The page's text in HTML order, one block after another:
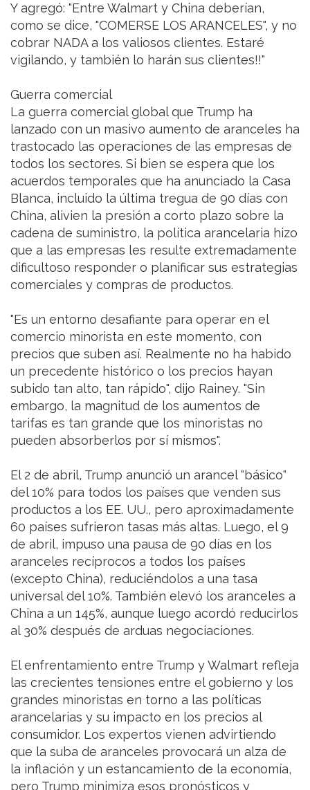
Y agregó: "Entre Walmart y China deberían,
como se dice, "COMERSE LOS ARANCELES", y no
cobrar NADA a los valiosos clientes. Estaré
vigilando, y también lo harán sus clientes!!"
Guerra comercial
La guerra comercial global que Trump ha
lanzado con un masivo aumento de aranceles ha
trastocado las operaciones de las empresas de
todos los sectores. Si bien se espera que los
acuerdos temporales que ha anunciado la Casa
Blanca, incluido la última tregua de 90 días con
China, alivien la presión a corto plazo sobre la
cadena de suministro, la política arancelaria hizo
que a las empresas les resulte extremadamente
dificultoso responder o planificar sus estrategias
comerciales y compras de productos.
"Es un entorno desafiante para operar en el
comercio minorista en este momento, con
precios que suben así. Realmente no ha habido
un precedente histórico o los precios hayan
subido tan alto, tan rápido", dijo Rainey. "Sin
embargo, la magnitud de los aumentos de
tarifas es tan grande que los minoristas no
pueden absorberlos por sí mismos".
El 2 de abril, Trump anunció un arancel "básico"
del 10% para todos los países que venden sus
productos a los EE. UU., pero aproximadamente
60 países sufrieron tasas más altas. Luego, el 9
de abril, impuso una pausa de 90 días en los
aranceles recíprocos a todos los países
(excepto China), reduciéndolos a una tasa
universal del 10%. También elevó los aranceles a
China a un 145%, aunque luego acordó reducirlos
al 30% después de arduas negociaciones.
El enfrentamiento entre Trump y Walmart refleja
las crecientes tensiones entre el gobierno y los
grandes minoristas en torno a las políticas
arancelarias y su impacto en los precios al
consumidor. Los expertos vienen advirtiendo
que la suba de aranceles provocará un alza de
la inflación y un estancamiento de la economía,
pero Trump minimiza esos pronósticos y